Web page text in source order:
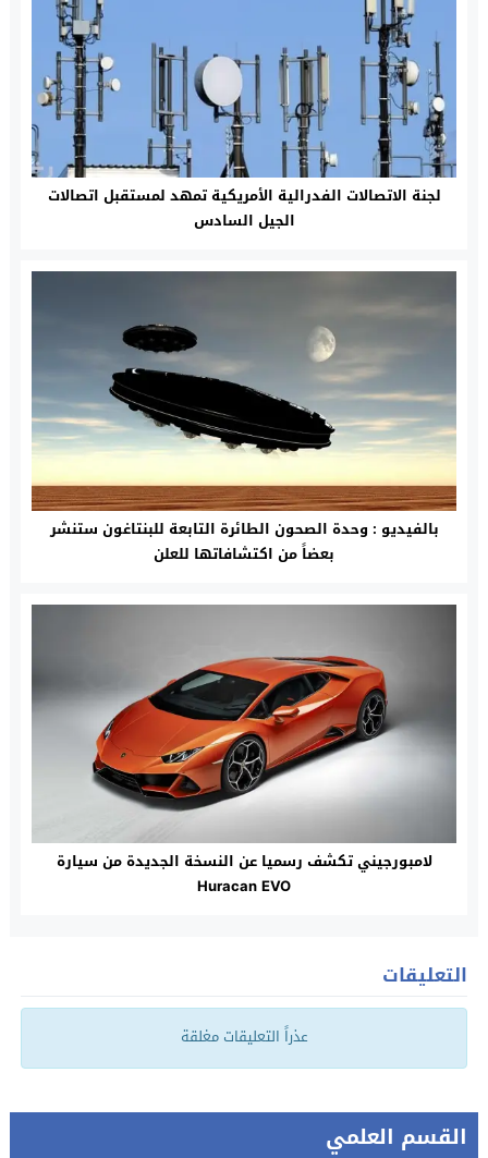
لجنة الاتصالات الفدرالية الأمريكية تمهد لمستقبل اتصالات
الجيل السادس
بالفيديو : وحدة الصحون الطائرة التابعة للبنتاغون ستنشر
بعضاً من اكتشافاتها للعلن
لامبورجيني تكشف رسميا عن النسخة الجديدة من سيارة
Huracan EVO
التعليقات
عذراً التعليقات مغلقة
القسم العلمي